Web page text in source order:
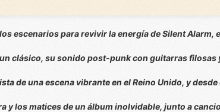
escenarios para revivir la energía de Silent Alarm,
clásico, su sonido post-punk con guitarras filosas
de una escena vibrante en el Reino Unido, y
y los matices de un álbum inolvidable, junto a